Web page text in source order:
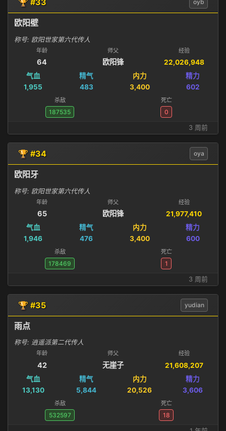
🏆 #33 oyb
欧阳壁
称号: 欧阳世家第六代传人
年龄
64
师父
欧阳锋
经验
22,026,948
气血
1,955
精气
483
内力
3,400
精力
602
杀敌
187535
死亡
0
3 周前
🏆 #34 oya
欧阳牙
称号: 欧阳世家第六代传人
年龄
65
师父
欧阳锋
经验
21,977,410
气血
1,946
精气
476
内力
3,400
精力
600
杀敌
178469
死亡
1
3 周前
🏆 #35 yudian
雨点
称号: 逍遥派第二代传人
年龄
42
师父
无崖子
经验
21,608,207
气血
13,130
精气
5,844
内力
20,526
精力
3,606
杀敌
532597
死亡
18